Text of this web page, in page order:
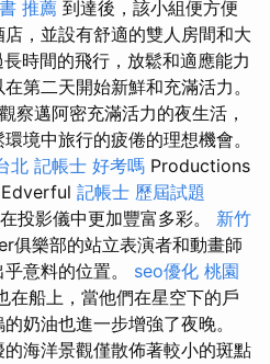
推薦 到達後，該小組便方便
，並設有舒適的雙人房間和大
時間的飛行，放鬆和適應能力
第二天開始新鮮和充滿活力。
察邁阿密充滿活力的夜生活，
境中旅行的疲倦的理想機會。
北 記帳士 好考嗎 Productions
Edverful 記帳士 歷屆試題
投影儀中更加豐富多彩。 新竹
俱樂部的站立表演者和動畫師
意料的位置。 seo優化 桃園
在船上，當他們在星空下的戶
奶油也進一步增強了夜晚。
海洋景觀僅散佈著較小的斑點